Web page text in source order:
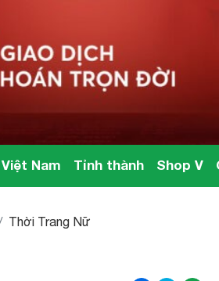
Việt Nam Tỉnh thành Shop V
Thời Trang Nữ